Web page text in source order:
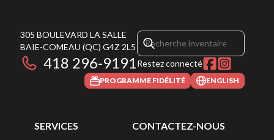
305 BOULEVARD LA SALLE
BAIE-COMEAU (QC) G4Z 2L5
418 296-9191Restez connecté
PROGRAMME FIDÉLITÉ ENGLISH
SERVICES CONTACTEZ-NOUS